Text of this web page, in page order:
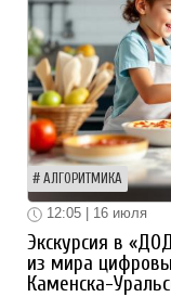
АЛГОРИТМИКА
12:05 | 16 июля
Экскурсия в
из мира
Каменска-